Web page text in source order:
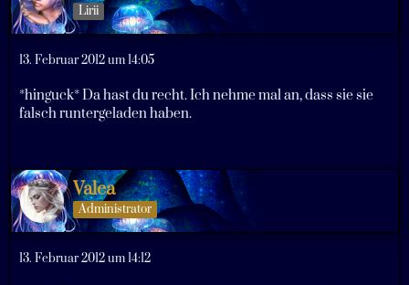
Lirii
13. Februar 2012 um 14:05
*hinguck* Da hast du recht. Ich nehme mal an, dass sie sie
falsch runtergeladen haben.
Valea
Administrator
13. Februar 2012 um 14:12